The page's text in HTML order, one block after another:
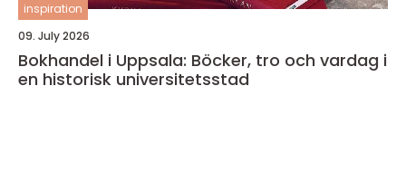
inspiration
09. July 2026
Bokhandel i Uppsala: Böcker, tro och vardag i
en historisk universitetsstad